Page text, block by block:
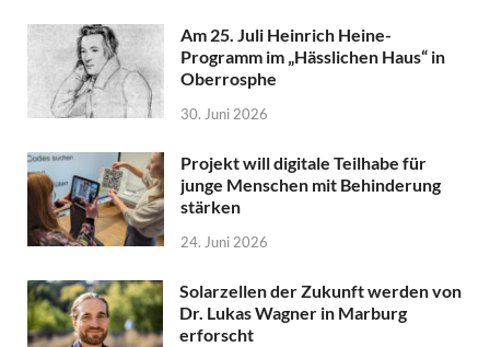
Am 25. Juli Heinrich Heine-
Programm im „Hässlichen Haus“ in
Oberrosphe
30. Juni 2026
Projekt will digitale Teilhabe für
junge Menschen mit Behinderung
stärken
24. Juni 2026
Solarzellen der Zukunft werden von
Dr. Lukas Wagner in Marburg
erforscht